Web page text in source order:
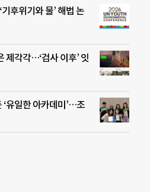
후위기와 물’ 해법 논
제각각…‘검사 이후’ 잇
유일한 아카데미’…조